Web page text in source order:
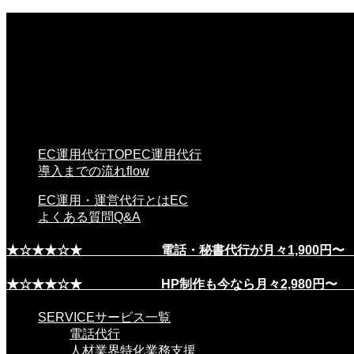
EC運用代行TOPEC運用代行
導入までの流れflow
EC運用・運営代行とはEC
よくある質問Q&A
★☆★★☆★ 電話・秘書代行が月々
★☆★★☆★ HP制作も今なら月々
SERVICEサービス一覧
電話代行
人材業界特化業務支援